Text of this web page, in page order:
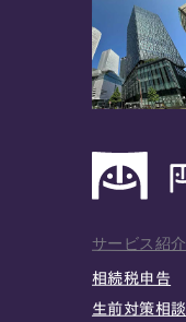
サービス紹介
相続税申告
生前対策相談